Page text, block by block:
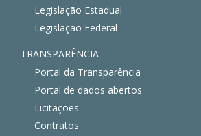
Legislação Estadual
Legislação Federal
TRANSPARÊNCIA
Portal da Transparência
Portal de dados abertos
Licitações
Contratos